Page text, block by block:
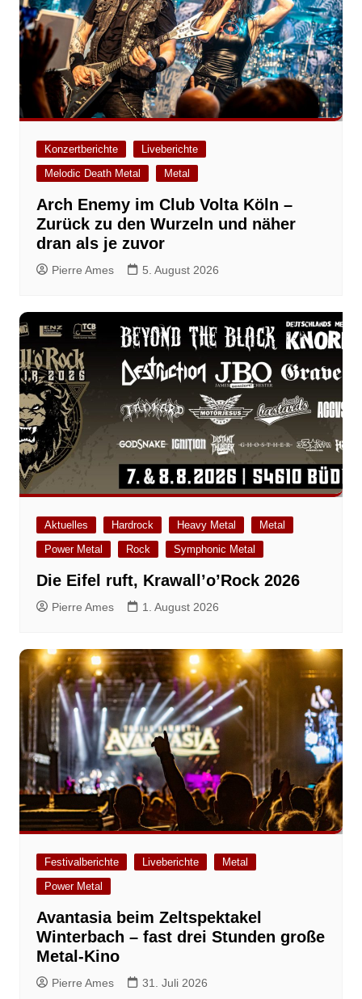
Konzertberichte
Liveberichte
Melodic Death Metal
Metal
Arch Enemy im Club Volta Köln –
Zurück zu den Wurzeln und näher
dran als je zuvor
Pierre Ames 5. August 2026
Aktuelles Hardrock Heavy Metal
Metal
Power Metal
Rock Symphonic Metal
Die Eifel ruft, Krawall’o’Rock 2026
Pierre Ames 1. August 2026
Festivalberichte Liveberichte
Metal
Power Metal
Avantasia beim Zeltspektakel
Winterbach – fast drei Stunden große
Metal-Kino
Pierre Ames 31. Juli 2026